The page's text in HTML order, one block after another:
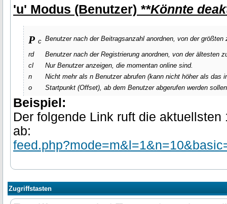
'u' Modus (Benutzer) **Könnte
p c Benutzer nach der Beitragsanzahl anordnen, von der größten
rd
Benutzer nach der Registrierung anordnen, von der ältesten
cl
Nur Benutzer anzeigen, die momentan online sind.
n
Nicht mehr als n Benutzer abrufen (kann nicht höher als das
o
Startpunkt (Offset), ab dem Benutzer abgerufen werden
Beispiel:
Der folgende Link ruft die
ab:
Zugriffstasten